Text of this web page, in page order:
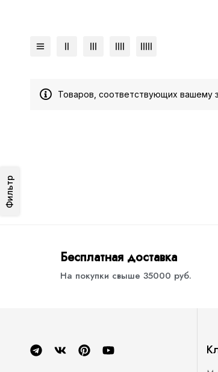
Фильтр
Товаров, соответствующих вашему
Бесплатная доставка
На покупки свыше 35000 руб.